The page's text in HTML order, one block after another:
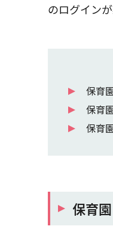
のログインが
保育
保育
保育
保育